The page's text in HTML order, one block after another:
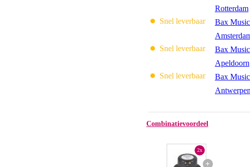
Rotterdam
Snel leverbaar
Bax
Snel leverbaar
Bax
Apeldoorn
Snel leverbaar
Bax
Antwerpen
Combinatievoordeel
+
2x